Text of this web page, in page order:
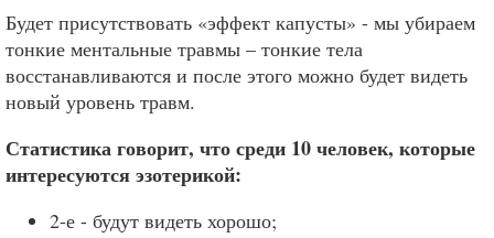
Будет присутствовать «эффект капусты» - мы убираем
тонкие ментальные травмы – тонкие тела
восстанавливаются и после этого можно будет видеть
новый уровень травм.
Статистика говорит, что среди 10 человек, которые
интересуются эзотерикой:
2-е - будут видеть хорошо;